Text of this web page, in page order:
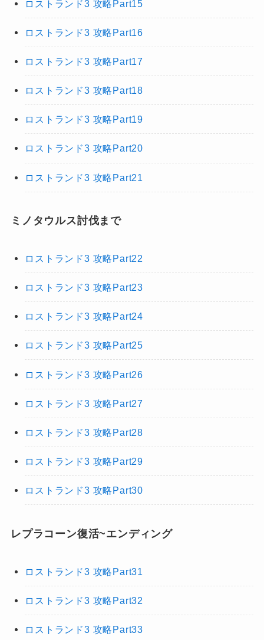
ロストランド3 攻略Part15
ロストランド3 攻略Part16
ロストランド3 攻略Part17
ロストランド3 攻略Part18
ロストランド3 攻略Part19
ロストランド3 攻略Part20
ロストランド3 攻略Part21
ミノタウルス討伐まで
ロストランド3 攻略Part22
ロストランド3 攻略Part23
ロストランド3 攻略Part24
ロストランド3 攻略Part25
ロストランド3 攻略Part26
ロストランド3 攻略Part27
ロストランド3 攻略Part28
ロストランド3 攻略Part29
ロストランド3 攻略Part30
レプラコーン復活~エンディング
ロストランド3 攻略Part31
ロストランド3 攻略Part32
ロストランド3 攻略Part33